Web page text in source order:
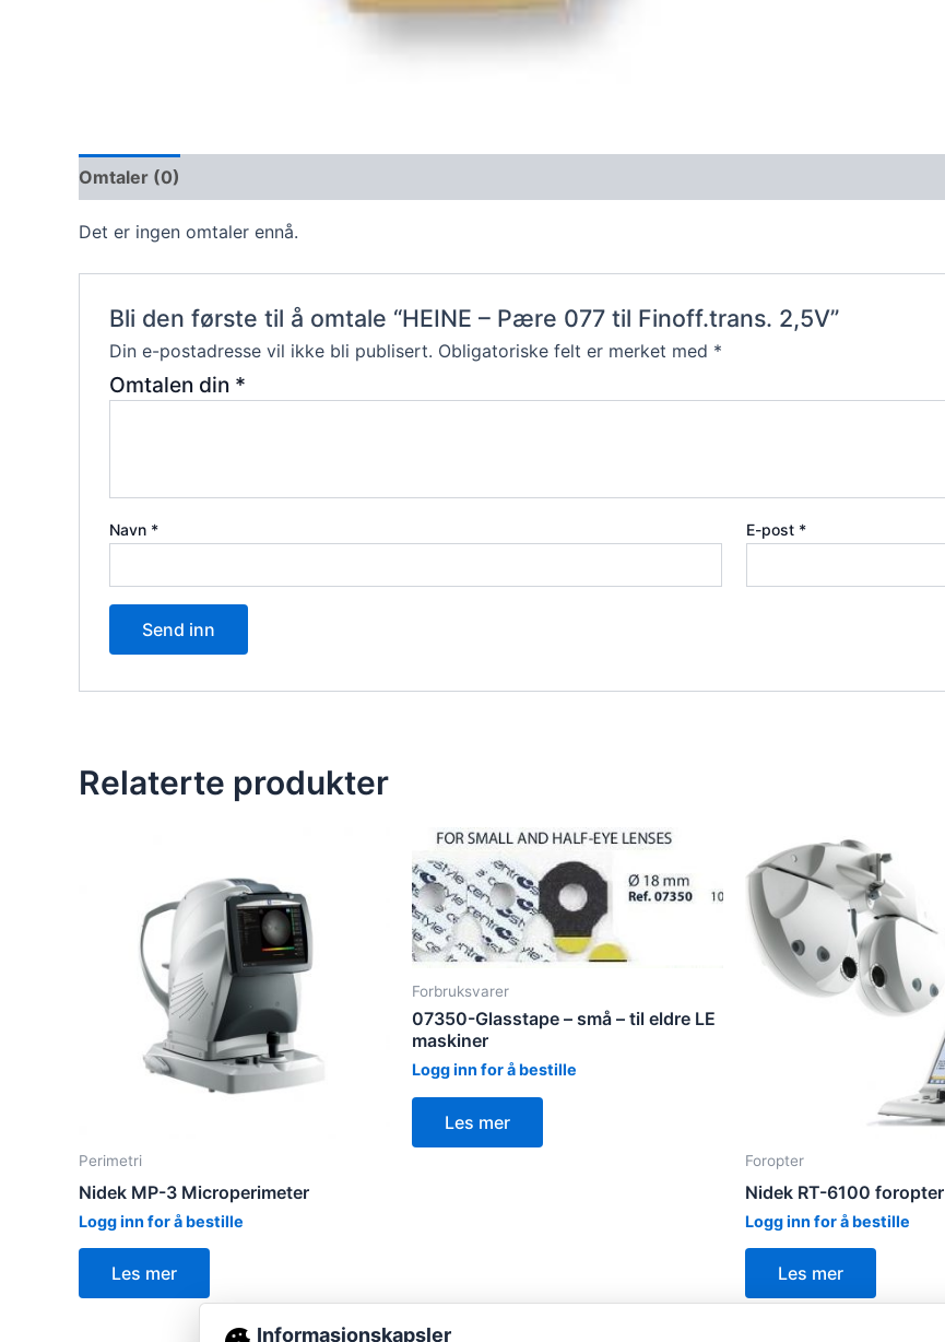
Omtaler (0)
Det er ingen omtaler ennå.
Bli den første til å omtale “HEINE – Pære 077 til Finoff.trans. 2,5V”
Din e-postadresse vil ikke bli publisert. Obligatoriske felt er merket med *
Omtalen din *
Navn * E-post *
Relaterte produkter
Perimetri
Nidek MP-3 Microperimeter
Logg inn for å bestille
Les mer
Forbruksvarer
07350-Glasstape – små – til eldre LE
maskiner
Logg inn for å bestille
Les mer
Foropter
Nidek RT-6100 foropter
Logg inn for å bestille
Les mer
Informasjonskapsler